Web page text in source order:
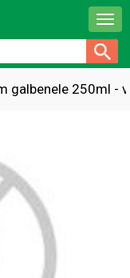
galbenele 250ml -